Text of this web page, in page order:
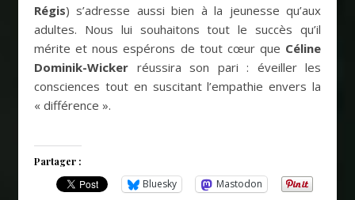
Régis) s’adresse aussi bien à la jeunesse qu’aux
adultes. Nous lui souhaitons tout le succès qu’il
mérite et nous espérons de tout cœur que Céline
Dominik-Wicker réussira son pari : éveiller les
consciences tout en suscitant l’empathie envers la
« différence ».
Partager :
Bluesky Mastodon